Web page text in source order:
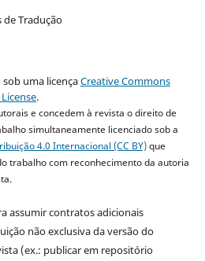
de Tradução
uma licençaCreative Commons
.
e concedem à revista o direito de
simultaneamente licenciado sob a
4.0 Internacional (CC BY)que
trabalho com reconhecimento da autoria
assumir contratos adicionais
não exclusiva da versão do
(ex.: publicar em repositório